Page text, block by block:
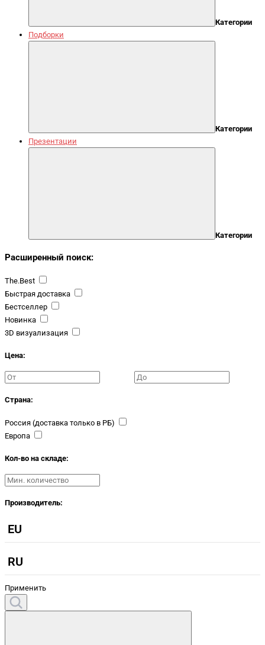
Категории
Подборки
Категории
Презентации
Категории
Расширенный поиск:
The.Best
Быстрая доставка
Бестселлер
Новинка
3D визуализация
Цена:
Страна:
Россия (доставка только в РБ)
Европа
Кол-во на складе:
Производитель:
EU
RU
Применить